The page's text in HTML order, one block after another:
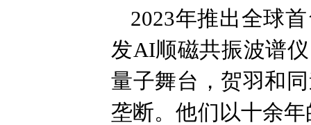
2023年推出全球
发AI顺磁共振波谱
量子舞台，贺羽和
垄断。他们以十余